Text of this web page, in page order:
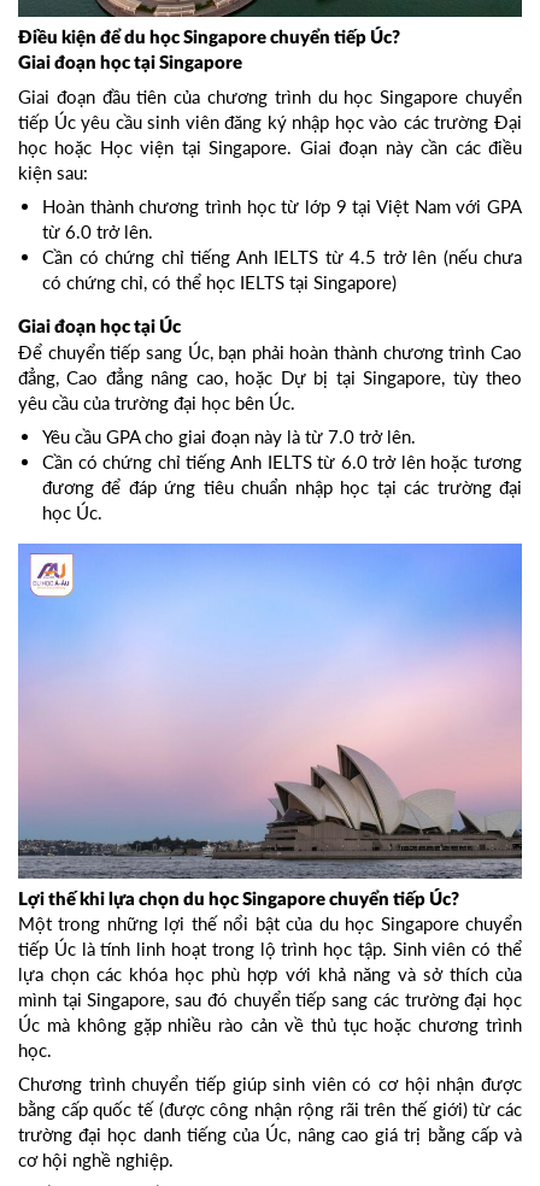
Điều kiện để du học Singapore chuyển tiếp Úc?
Giai đoạn học tại Singapore
Giai đoạn đầu tiên của chương trình du học Singapore chuyển
tiếp Úc yêu cầu sinh viên đăng ký nhập học vào các trường Đại
học hoặc Học viện tại Singapore. Giai đoạn này cần các điều
kiện sau:
Hoàn thành chương trình học từ lớp 9 tại Việt Nam với GPA
từ 6.0 trở lên.
Cần có chứng chỉ tiếng Anh IELTS từ 4.5 trở lên (nếu chưa
có chứng chỉ, có thể học IELTS tại Singapore)
Giai đoạn học tại Úc
Để chuyển tiếp sang Úc, bạn phải hoàn thành chương trình Cao
đẳng, Cao đẳng nâng cao, hoặc Dự bị tại Singapore, tùy theo
yêu cầu của trường đại học bên Úc.
Yêu cầu GPA cho giai đoạn này là từ 7.0 trở lên.
Cần có chứng chỉ tiếng Anh IELTS từ 6.0 trở lên hoặc tương
đương để đáp ứng tiêu chuẩn nhập học tại các trường đại
học Úc.
Lợi thế khi lựa chọn du học Singapore chuyển tiếp Úc?
Một trong những lợi thế nổi bật của du học Singapore chuyển
tiếp Úc là tính linh hoạt trong lộ trình học tập. Sinh viên có thể
lựa chọn các khóa học phù hợp với khả năng và sở thích của
mình tại Singapore, sau đó chuyển tiếp sang các trường đại học
Úc mà không gặp nhiều rào cản về thủ tục hoặc chương trình
học.
Chương trình chuyển tiếp giúp sinh viên có cơ hội nhận được
bằng cấp quốc tế (được công nhận rộng rãi trên thế giới) từ các
trường đại học danh tiếng của Úc, nâng cao giá trị bằng cấp và
cơ hội nghề nghiệp.